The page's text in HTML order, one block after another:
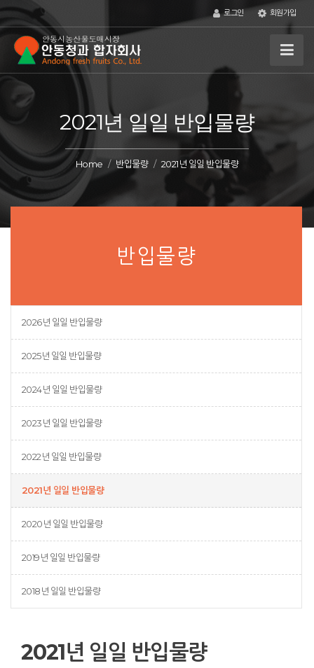
로그인 회원가입
2021년 일일 반입물량
Home 반입물량 2021년 일일 반입물량
반입물량
2026년 일일 반입물량
2025년 일일 반입물량
2024년 일일 반입물량
2023년 일일 반입물량
2022년 일일 반입물량
2021년 일일 반입물량
2020년 일일 반입물량
2019년 일일 반입물량
2018년 일일 반입물량
2021년 일일 반입물량